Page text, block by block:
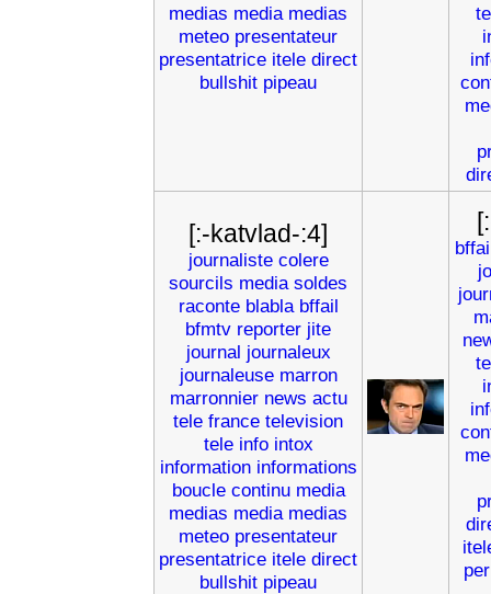
medias media medias
meteo presentateur
presentatrice itele direct
bullshit pipeau
[:-katvlad-:4]
journaliste colere
sourcils media soldes
raconte blabla bffail
bfmtv reporter jite
journal journaleux
journaleuse marron
marronnier news actu
tele france television
tele info intox
information informations
boucle continu media
medias media medias
meteo presentateur
presentatrice itele direct
bullshit pipeau